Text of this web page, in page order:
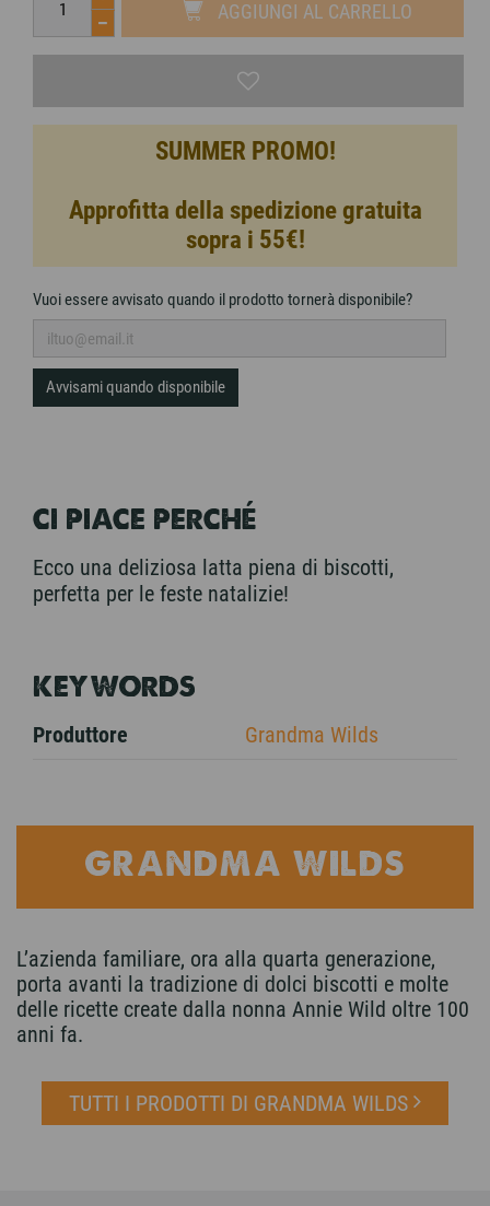
AGGIUNGI AL CARRELLO
SUMMER PROMO!
Approfitta della spedizione gratuita
sopra i 55€!
Vuoi essere avvisato quando il prodotto tornerà disponibile?
Avvisami quando disponibile
CI PIACE PERCHÉ
Ecco una deliziosa latta piena di biscotti,
perfetta per le feste natalizie!
KEYWORDS
Produttore Grandma Wilds
GRANDMA WILDS
L’azienda familiare, ora alla quarta generazione,
porta avanti la tradizione di dolci biscotti e molte
delle ricette create dalla nonna Annie Wild oltre 100
anni fa.
TUTTI I PRODOTTI DI GRANDMA WILDS